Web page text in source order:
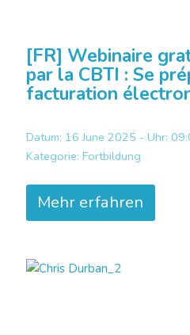
[FR] Webinaire
par la CBTI : Se
facturation
Datum: 16 June 2025 - Uhr:
Kategorie: Fortbildung
Mehr erfahren